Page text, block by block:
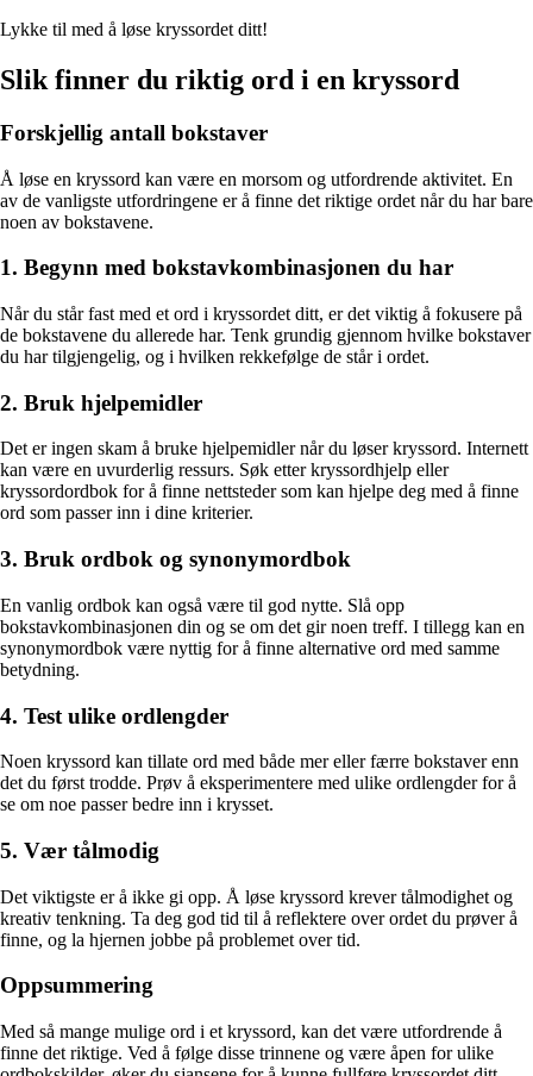
Lykke til med å løse kryssordet ditt!
Slik finner du riktig ord i en kryssord
Forskjellig antall bokstaver
Å løse en kryssord kan være en morsom og utfordrende aktivitet. En
av de vanligste utfordringene er å finne det riktige ordet når du har bare
noen av bokstavene.
1. Begynn med bokstavkombinasjonen du har
Når du står fast med et ord i kryssordet ditt, er det viktig å fokusere på
de bokstavene du allerede har. Tenk grundig gjennom hvilke bokstaver
du har tilgjengelig, og i hvilken rekkefølge de står i ordet.
2. Bruk hjelpemidler
Det er ingen skam å bruke hjelpemidler når du løser kryssord. Internett
kan være en uvurderlig ressurs. Søk etter kryssordhjelp eller
kryssordordbok for å finne nettsteder som kan hjelpe deg med å finne
ord som passer inn i dine kriterier.
3. Bruk ordbok og synonymordbok
En vanlig ordbok kan også være til god nytte. Slå opp
bokstavkombinasjonen din og se om det gir noen treff. I tillegg kan en
synonymordbok være nyttig for å finne alternative ord med samme
betydning.
4. Test ulike ordlengder
Noen kryssord kan tillate ord med både mer eller færre bokstaver enn
det du først trodde. Prøv å eksperimentere med ulike ordlengder for å
se om noe passer bedre inn i krysset.
5. Vær tålmodig
Det viktigste er å ikke gi opp. Å løse kryssord krever tålmodighet og
kreativ tenkning. Ta deg god tid til å reflektere over ordet du prøver å
finne, og la hjernen jobbe på problemet over tid.
Oppsummering
Med så mange mulige ord i et kryssord, kan det være utfordrende å
finne det riktige. Ved å følge disse trinnene og være åpen for ulike